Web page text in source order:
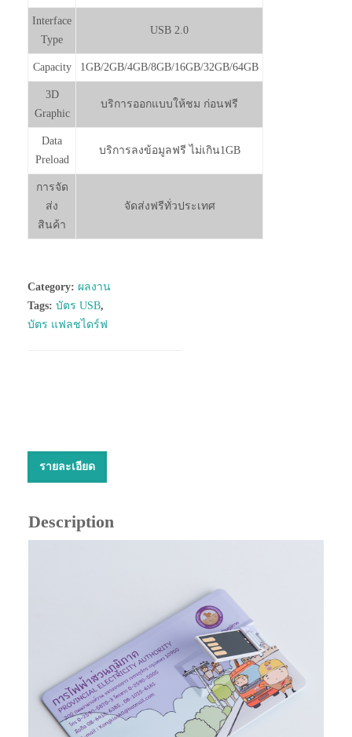
Interface
Type
USB 2.0
Capacity 1GB/2GB/4GB/8GB/16GB/32GB/64GB
3D
Graphic
บริการออกแบบให้ชม ก่อนฟรี
Data
Preload
บริการลงข้อมูลฟรี ไม่เกิน1GB
การจัด
ส่ง
สินค้า
จัดส่งฟรีทั่วประเทศ
Category: ผลงาน
Tags: บัตร USB,
บัตร แฟลชไดร์ฟ
รายละเอียด
Description